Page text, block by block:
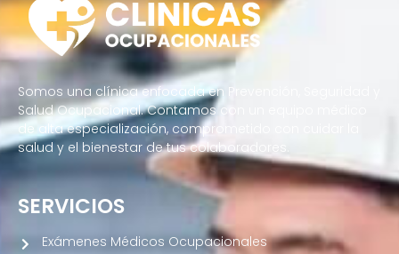
Somos una clínica enfocada en Prevención, Seguridad y
Salud Ocupacional. Contamos con un equipo médico
de alta especialización, comprometido con cuidar la
salud y el bienestar de tus colaboradores.
SERVICIOS
Exámenes Médicos Ocupacionales